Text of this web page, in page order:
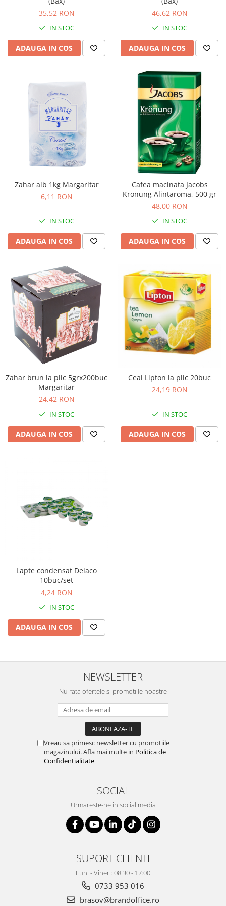
35,52 RON
IN STOC
ADAUGA IN COS
46,62 RON
IN STOC
ADAUGA IN COS
Zahar alb 1kg Margaritar
6,11 RON
IN STOC
ADAUGA IN COS
Cafea macinata Jacobs
Kronung Alintaroma, 500 gr
48,00 RON
IN STOC
ADAUGA IN COS
Zahar brun la plic 5grx200buc
Margaritar
24,42 RON
IN STOC
ADAUGA IN COS
Ceai Lipton la plic 20buc
24,19 RON
IN STOC
ADAUGA IN COS
Lapte condensat Delaco
10buc/set
4,24 RON
IN STOC
ADAUGA IN COS
NEWSLETTER
Nu rata ofertele si promotiile noastre
Vreau sa primesc newsletter cu promotiile
magazinului. Afla mai multe in Politica de
Confidentialitate
SOCIAL
Urmareste-ne in social media
SUPORT CLIENTI
Luni - Vineri: 08.30 - 17:00
0733 953 016
brasov@brandoffice.ro